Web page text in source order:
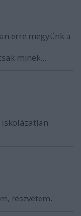
erre megyünk a
minek...
iskolázatlan
részvétem.